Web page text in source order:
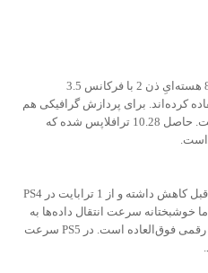
ژاپنی‌ها برای پردازش از پردازنده‌ی 8 هسته‌ایِ ذن 2 با فرکانس 3.5
برای پلی استیشن 5 استفاده کرده‌اند. برای پردازش گرافیکی هم
از معماری RDNA2 استفاده شده‌است. حاصل 10.28 ترافلاپس شده که
حافظه‌ی ذخیره‌سازی SSD نسبت به قبل کاهش داشته و از 1 ترابایت در PS4
اما خوشبختانه سرعت انتقال داده‌ها به
حدود 5.5 گیگابایت بر ثانیه رسیده که رقمی فوق‌العاده است. در PS5 سرعت